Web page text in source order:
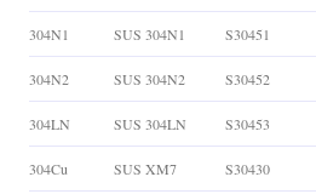
304N1 SUS 304N1 S30451
304N2 SUS 304N2 S30452
304LN SUS 304LN S30453
304Cu SUS XM7 S30430